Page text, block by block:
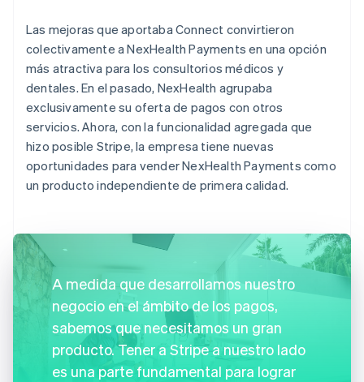
Las mejoras que aportaba Connect convirtieron
colectivamente a NexHealth Payments en una opción
más atractiva para los consultorios médicos y
dentales. En el pasado, NexHealth agrupaba
exclusivamente su oferta de pagos con otros
servicios. Ahora, con la funcionalidad agregada que
hizo posible Stripe, la empresa tiene nuevas
oportunidades para vender NexHealth Payments como
un producto independiente de primera calidad.
A medida que desarrollamos nuestro
negocio en el ámbito de los pagos,
sabemos que necesitamos un gran
producto. Tener a Stripe a nuestro lado
es una parte fundamental para lograr